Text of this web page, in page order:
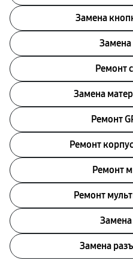
Замена
Замена
Ремонт
Замена
Ремонт
Ремонт
Ремонт
Ремонт
Замена